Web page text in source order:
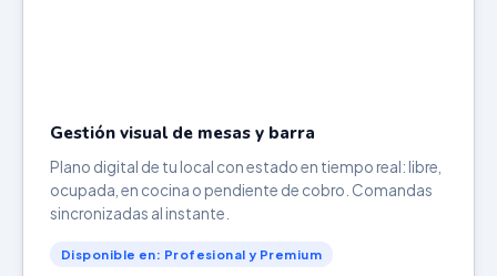
Gestión visual de mesas y barra
Plano digital de tu local con estado en tiempo real: libre,
ocupada, en cocina o pendiente de cobro. Comandas
sincronizadas al instante.
Disponible en: Profesional y Premium